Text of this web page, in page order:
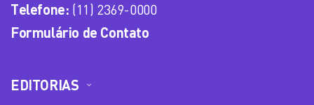
Telefone: (11) 2369-0000
Formulário de Contato
EDITORIAS